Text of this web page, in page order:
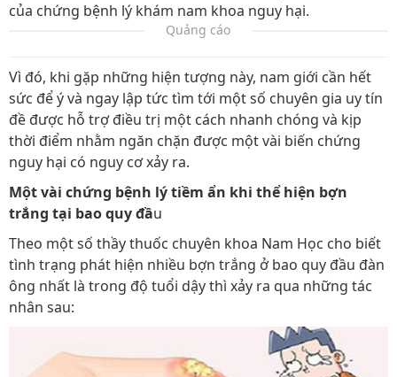
của chứng bệnh lý khám nam khoa nguy hại.
Quảng cáo
Vì đó, khi gặp những hiện tượng này, nam giới cần hết
sức để ý và ngay lập tức tìm tới một số chuyên gia uy tín
đề được hỗ trợ điều trị một cách nhanh chóng và kịp
thời điểm nhằm ngăn chặn được một vài biến chứng
nguy hại có nguy cơ xảy ra.
Một vài chứng bệnh lý tiềm ẩn khi thể hiện bợn
trắng tại bao quy đầu
Theo một số thầy thuốc chuyên khoa Nam Học cho biết
tình trạng phát hiện nhiều bợn trắng ở bao quy đầu đàn
ông nhất là trong độ tuổi dậy thì xảy ra qua những tác
nhân sau: